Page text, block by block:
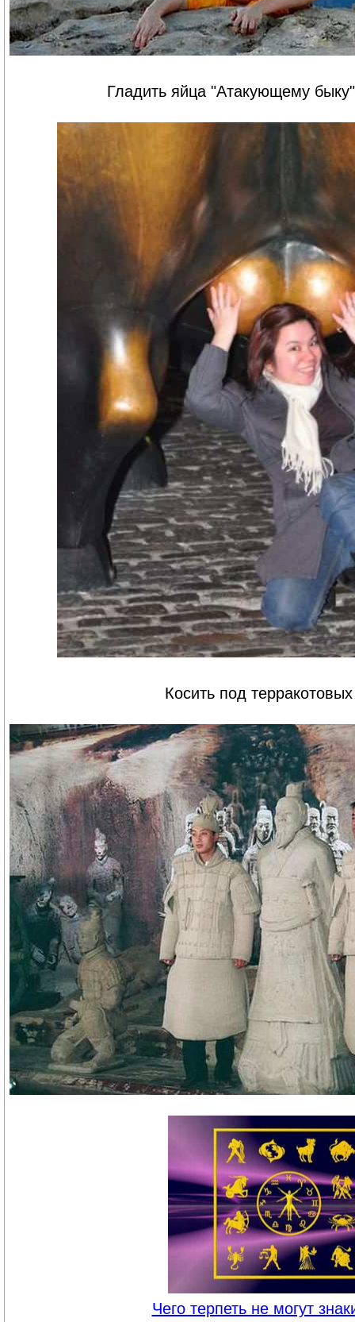
Гладить яйца "Атакующему
Косить под
Чего терпеть не могут